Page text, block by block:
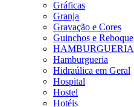
Gráficas
Granja
Gravação e Cores
Guinchos e Reboque
HAMBURGUERIA
Hamburgueria
Hidraúlica em Geral
Hospital
Hostel
Hotéis